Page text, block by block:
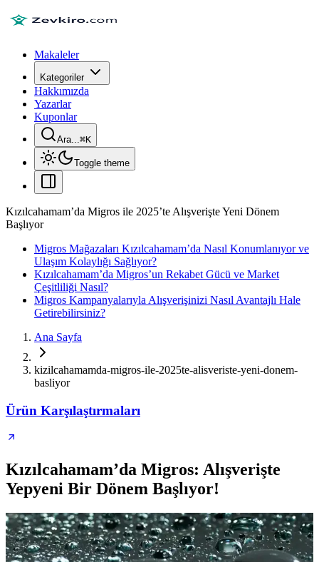
Makaleler
Kategoriler
Hakkımızda
Yazarlar
Kuponlar
Ara...⌘K
Toggle theme
Kızılcahamam’da Migros ile 2025’te Alışverişte Yeni Dönem
Başlıyor
Migros Mağazaları Kızılcahamam’da Nasıl Konumlanıyor ve
Ulaşım Kolaylığı Sağlıyor?
Kızılcahamam’da Migros’un Rekabet Gücü ve Market
Çeşitliliği Nasıl?
Migros Kampanyalarıyla Alışverişinizi Nasıl Avantajlı Hale
Getirebilirsiniz?
Ana Sayfa
kizilcahamamda-migros-ile-2025te-alisveriste-yeni-donem-
basliyor
Ürün Karşılaştırmaları
Kızılcahamam’da Migros: Alışverişte
Yepyeni Bir Dönem Başlıyor!